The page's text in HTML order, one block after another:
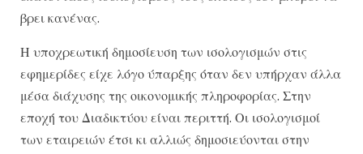
βρει κανένας.
Η υποχρεωτική δημοσίευση των ισολογισμών στις
εφημερίδες είχε λόγο ύπαρξης όταν δεν υπήρχαν άλλα
μέσα διάχυσης της οικονομικής πληροφορίας. Στην
εποχή του Διαδικτύου είναι περιττή. Οι ισολογισμοί
των εταιρειών έτσι κι αλλιώς δημοσιεύονται στην